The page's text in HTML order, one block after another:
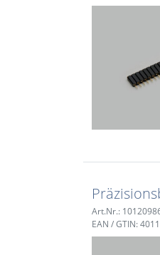
Art.Nr.:
EAN / GTIN: